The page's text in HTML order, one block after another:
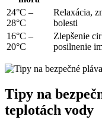
24°C –
28°C
Relaxácia,
bolesti
16°C –
20°C
Zlepšenie
posilnenie
Tipy na
teplotách vody